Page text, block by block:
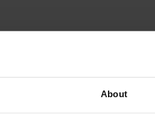
About
We
en